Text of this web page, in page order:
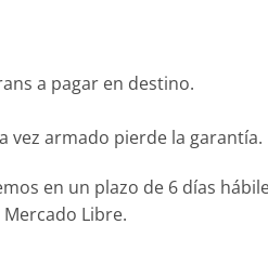
a pagar en destino.
vez armado pierde la garantía.
en un plazo de 6 días
Libre.